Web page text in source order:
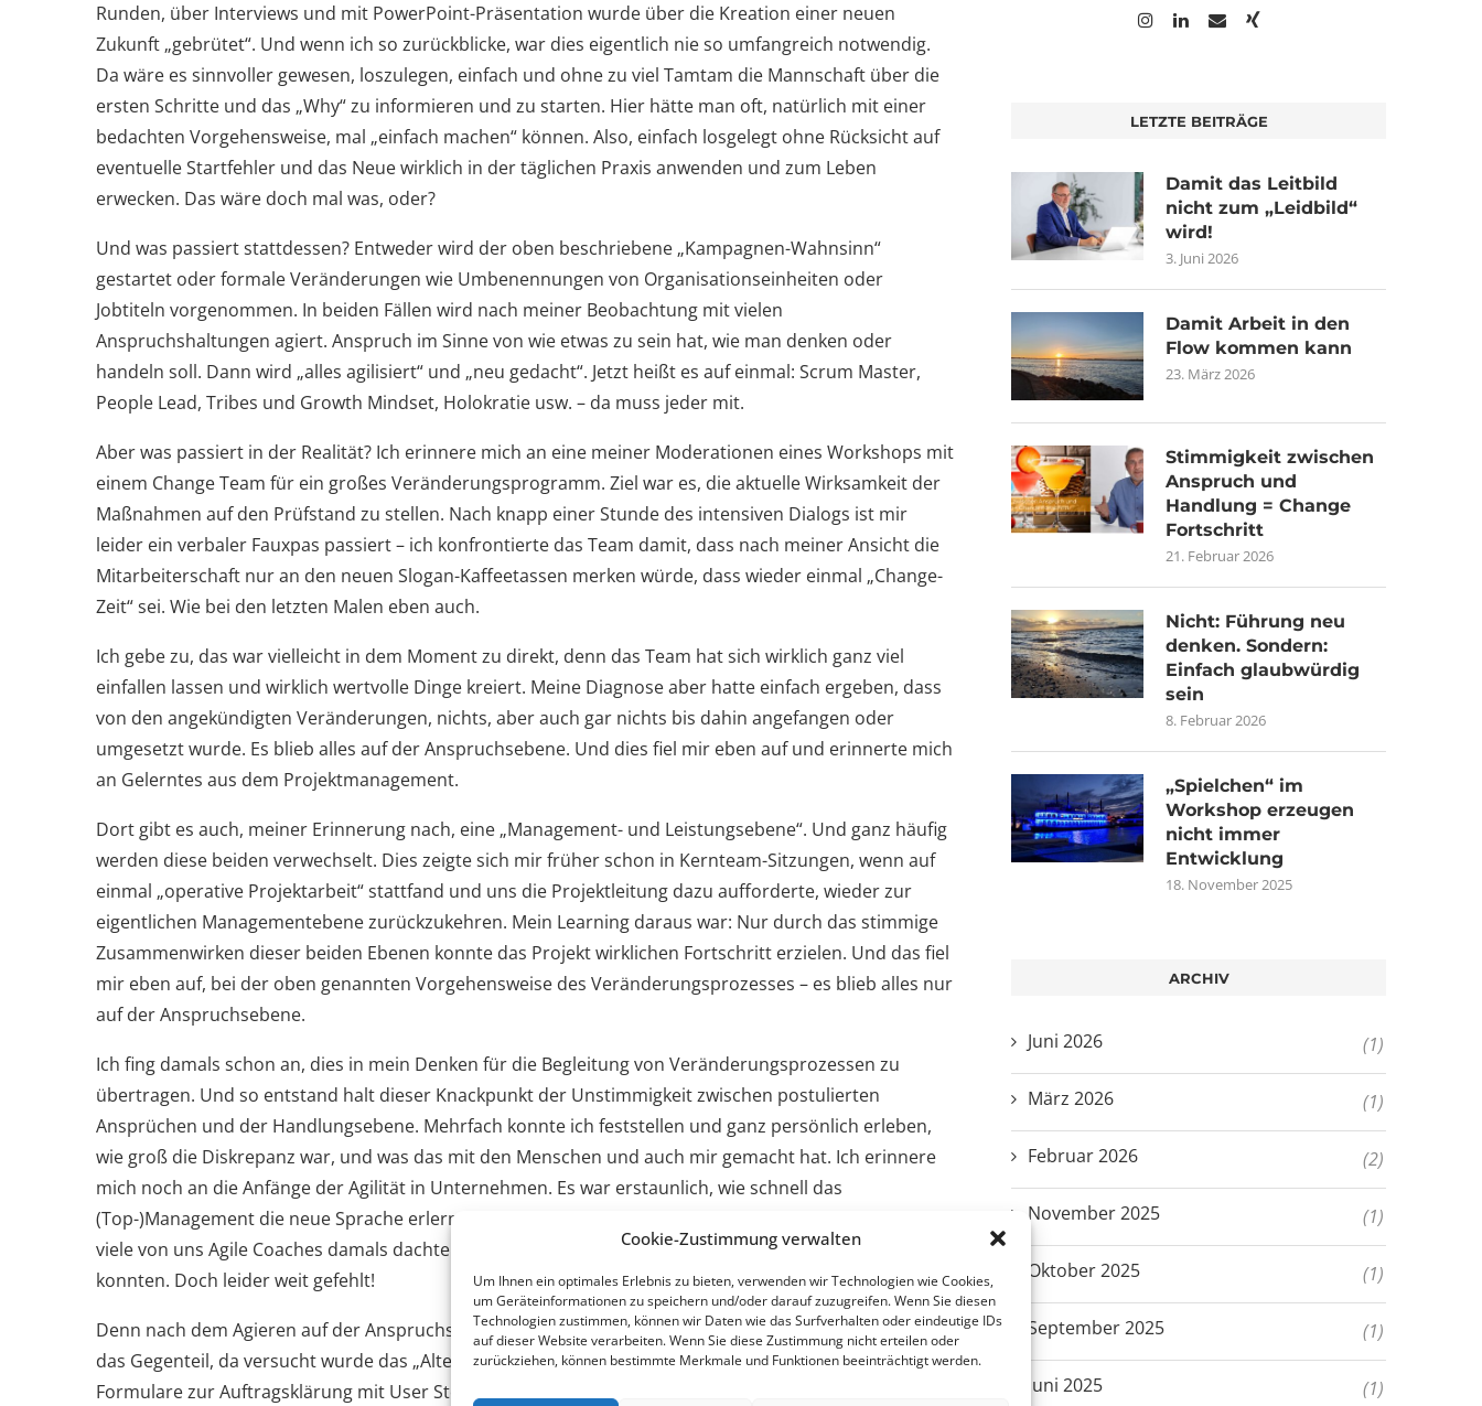
Cookie-Zustimmung verwalten
Um Ihnen ein optimales Erlebnis zu bieten, verwenden wir Technologien wie Cookies,
um Geräteinformationen zu speichern und/oder darauf zuzugreifen. Wenn Sie diesen
Technologien zustimmen, können wir Daten wie das Surfverhalten oder eindeutige IDs
auf dieser Website verarbeiten. Wenn Sie diese Zustimmung nicht erteilen oder
zurückziehen, können bestimmte Merkmale und Funktionen beeinträchtigt werden.
Runden, über Interviews und mit PowerPoint-Präsentation wurde über die Kreation einer neuen
Zukunft „gebrütet“. Und wenn ich so zurückblicke, war dies eigentlich nie so umfangreich notwendig.
Da wäre es sinnvoller gewesen, loszulegen, einfach und ohne zu viel Tamtam die Mannschaft über die
ersten Schritte und das „Why“ zu informieren und zu starten. Hier hätte man oft, natürlich mit einer
bedachten Vorgehensweise, mal „einfach machen“ können. Also, einfach losgelegt ohne Rücksicht auf
eventuelle Startfehler und das Neue wirklich in der täglichen Praxis anwenden und zum Leben
erwecken. Das wäre doch mal was, oder?
Und was passiert stattdessen? Entweder wird der oben beschriebene „Kampagnen-Wahnsinn“
gestartet oder formale Veränderungen wie Umbenennungen von Organisationseinheiten oder
Jobtiteln vorgenommen. In beiden Fällen wird nach meiner Beobachtung mit vielen
Anspruchshaltungen agiert. Anspruch im Sinne von wie etwas zu sein hat, wie man denken oder
handeln soll. Dann wird „alles agilisiert“ und „neu gedacht“. Jetzt heißt es auf einmal: Scrum Master,
People Lead, Tribes und Growth Mindset, Holokratie usw. – da muss jeder mit.
Aber was passiert in der Realität? Ich erinnere mich an eine meiner Moderationen eines Workshops mit
einem Change Team für ein großes Veränderungsprogramm. Ziel war es, die aktuelle Wirksamkeit der
Maßnahmen auf den Prüfstand zu stellen. Nach knapp einer Stunde des intensiven Dialogs ist mir
leider ein verbaler Fauxpas passiert – ich konfrontierte das Team damit, dass nach meiner Ansicht die
Mitarbeiterschaft nur an den neuen Slogan-Kaffeetassen merken würde, dass wieder einmal „Change-
Zeit“ sei. Wie bei den letzten Malen eben auch.
Ich gebe zu, das war vielleicht in dem Moment zu direkt, denn das Team hat sich wirklich ganz viel
einfallen lassen und wirklich wertvolle Dinge kreiert. Meine Diagnose aber hatte einfach ergeben, dass
von den angekündigten Veränderungen, nichts, aber auch gar nichts bis dahin angefangen oder
umgesetzt wurde. Es blieb alles auf der Anspruchsebene. Und dies fiel mir eben auf und erinnerte mich
an Gelerntes aus dem Projektmanagement.
Dort gibt es auch, meiner Erinnerung nach, eine „Management- und Leistungsebene“. Und ganz häufig
werden diese beiden verwechselt. Dies zeigte sich mir früher schon in Kernteam-Sitzungen, wenn auf
einmal „operative Projektarbeit“ stattfand und uns die Projektleitung dazu aufforderte, wieder zur
eigentlichen Managementebene zurückzukehren. Mein Learning daraus war: Nur durch das stimmige
Zusammenwirken dieser beiden Ebenen konnte das Projekt wirklichen Fortschritt erzielen. Und das fiel
mir eben auf, bei der oben genannten Vorgehensweise des Veränderungsprozesses – es blieb alles nur
auf der Anspruchsebene.
Ich fing damals schon an, dies in mein Denken für die Begleitung von Veränderungsprozessen zu
übertragen. Und so entstand halt dieser Knackpunkt der Unstimmigkeit zwischen postulierten
Ansprüchen und der Handlungsebene. Mehrfach konnte ich feststellen und ganz persönlich erleben,
wie groß die Diskrepanz war, und was das mit den Menschen und auch mir gemacht hat. Ich erinnere
mich noch an die Anfänge der Agilität in Unternehmen. Es war erstaunlich, wie schnell das
(Top-)Management die neue Sprache erlernte und eloquent in seinen Beiträgen einfließen ließ. Und
viele von uns Agile Coaches damals dachten, dass es nun wirklich verstanden war und wir loslegen
konnten. Doch leider weit gefehlt!
Denn nach dem Agieren auf der Anspruchsebene folgte nichts auf der Handlungsebene. Eher sogar
das Gegenteil, da versucht wurde das „Alte“ ins „Neue“ zu überführen. Da wurden auf einmal
Formulare zur Auftragsklärung mit User Stories gleichgesetzt und alles wurde zum Sprint – allerdings
LETZTE BEITRÄGE
Damit das Leitbild
nicht zum „Leidbild“
wird!
3. Juni 2026
Damit Arbeit in den
Flow kommen kann
23. März 2026
Stimmigkeit zwischen
Anspruch und
Handlung = Change
Fortschritt
21. Februar 2026
Nicht: Führung neu
denken. Sondern:
Einfach glaubwürdig
sein
8. Februar 2026
„Spielchen“ im
Workshop erzeugen
nicht immer
Entwicklung
18. November 2025
ARCHIV
Juni 2026 (1)
März 2026 (1)
Februar 2026 (2)
November 2025 (1)
Oktober 2025 (1)
September 2025 (1)
Juni 2025 (1)